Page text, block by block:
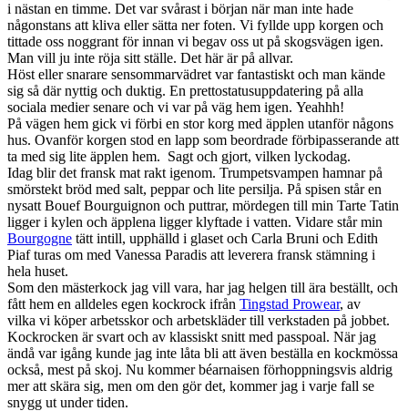
i nästan en timme. Det var svårast i början när man inte hade
någonstans att kliva eller sätta ner foten. Vi fyllde upp korgen och
tittade oss noggrant för innan vi begav oss ut på skogsvägen igen.
Man vill ju inte röja sitt ställe. Det här är på allvar.
Höst eller snarare sensommarvädret var fantastiskt och man kände
sig så där nyttig och duktig. En prettostatusuppdatering på alla
sociala medier senare och vi var på väg hem igen. Yeahhh!
På vägen hem gick vi förbi en stor korg med äpplen utanför någons
hus. Ovanför korgen stod en lapp som beordrade förbipasserande att
ta med sig lite äpplen hem. Sagt och gjort, vilken lyckodag.
Idag blir det fransk mat rakt igenom. Trumpetsvampen hamnar på
smörstekt bröd med salt, peppar och lite persilja. På spisen står en
nysatt Bouef Bourguignon och puttrar, mördegen till min Tarte Tatin
ligger i kylen och äpplena ligger klyftade i vatten. Vidare står min
Bourgogne tätt intill, upphälld i glaset och Carla Bruni och Edith
Piaf turas om med Vanessa Paradis att leverera fransk stämning i
hela huset.
Som den mästerkock jag vill vara, har jag helgen till ära beställt, och
fått hem en alldeles egen kockrock ifrån Tingstad Prowear, av
vilka vi köper arbetsskor och arbetskläder till verkstaden på jobbet.
Kockrocken är svart och av klassiskt snitt med passpoal. När jag
ändå var igång kunde jag inte låta bli att även beställa en kockmössa
också, mest på skoj. Nu kommer béarnaisen förhoppningsvis aldrig
mer att skära sig, men om den gör det, kommer jag i varje fall se
snygg ut under tiden.